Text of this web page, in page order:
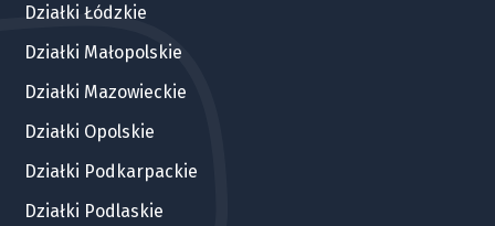
Działki Łódzkie
Działki Małopolskie
Działki Mazowieckie
Działki Opolskie
Działki Podkarpackie
Działki Podlaskie